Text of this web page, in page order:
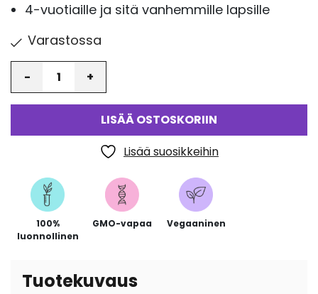
4-vuotiaille ja sitä vanhemmille lapsille
Varastossa
LISÄÄ OSTOSKORIIN
Lisää suosikkeihin
100%
luonnollinen
GMO-vapaa Vegaaninen
Tuotekuvaus